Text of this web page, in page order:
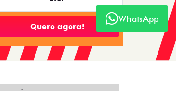
Quero agora!
WhatsApp